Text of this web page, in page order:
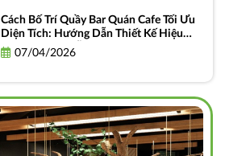
Cách Bố Trí Quầy Bar Quán Cafe Tối Ưu
Diện Tích: Hướng Dẫn Thiết Kế Hiệu
Quả và Thực Tiễn
07/04/2026